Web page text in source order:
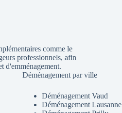
comme le
professionnels, afin
d'emménagement.
Déménagement par ville
Déménagement Vaud
Déménagement Lausanne